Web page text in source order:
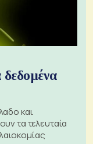
και
τα τελευταία